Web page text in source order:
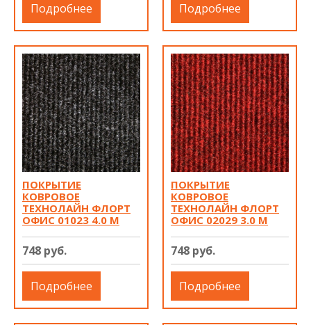
Подробнее Подробнее
ПОКРЫТИЕ
КОВРОВОЕ
ТЕХНОЛАЙН ФЛОРТ
ОФИС 01023 4.0 М
748 руб.
Подробнее
ПОКРЫТИЕ
КОВРОВОЕ
ТЕХНОЛАЙН ФЛОРТ
ОФИС 02029 3.0 М
748 руб.
Подробнее